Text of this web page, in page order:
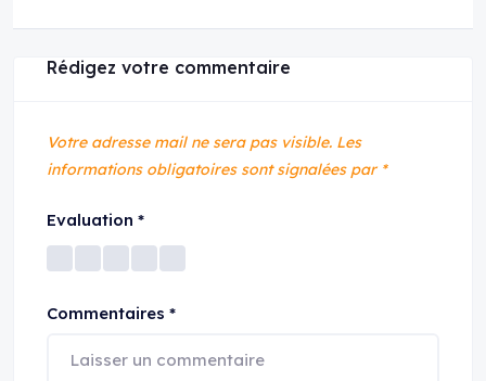
Rédigez votre commentaire
Votre adresse mail ne sera pas visible. Les
informations obligatoires sont signalées par *
Evaluation *
Commentaires *